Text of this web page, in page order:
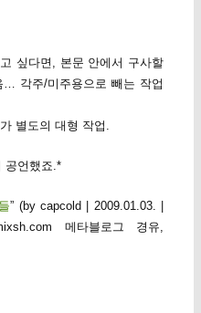
싶다면, 본문 안에서 구사할
각주/미주용으로 빼는 작업
별도의 대형 작업.
공언했죠.*
” (by capcold | 2009.01.03. |
메타블로그 경유,